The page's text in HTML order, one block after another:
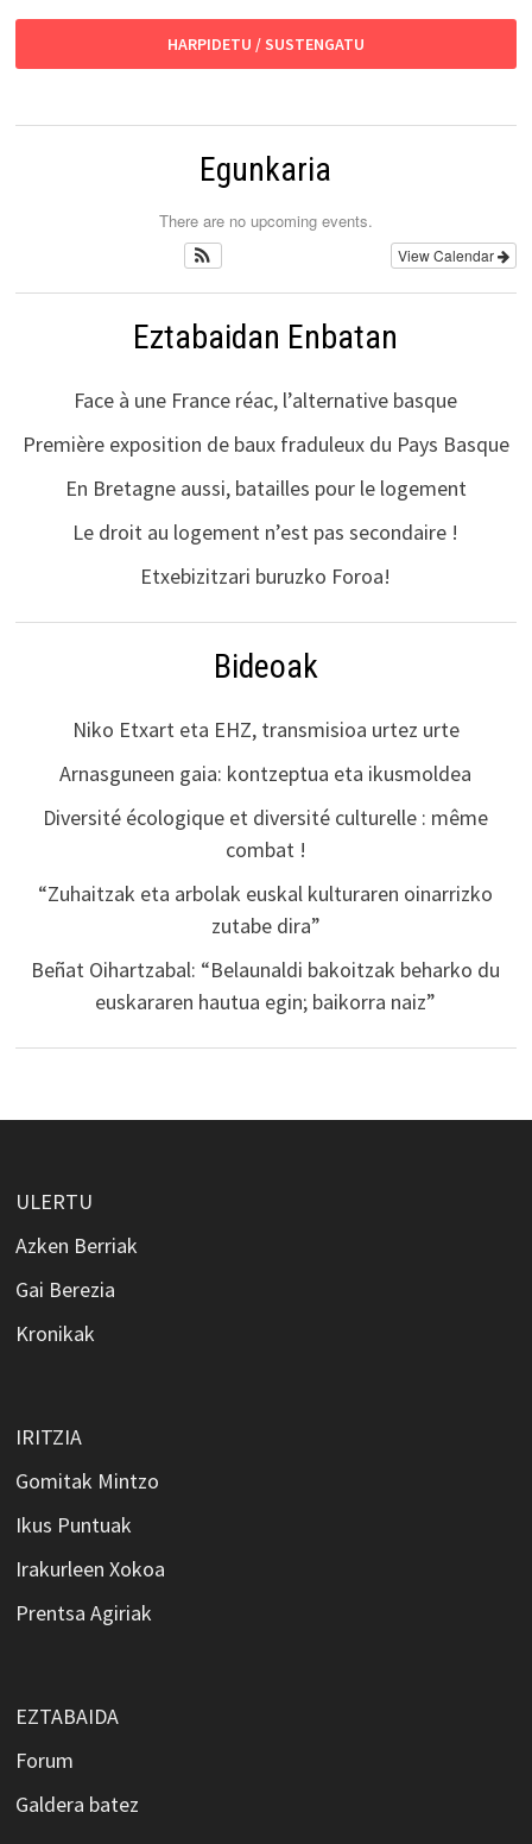
HARPIDETU / SUSTENGATU
Egunkaria
There are no upcoming events.
View Calendar
Eztabaidan Enbatan
Face à une France réac, l’alternative basque
Première exposition de baux fraduleux du Pays Basque
En Bretagne aussi, batailles pour le logement
Le droit au logement n’est pas secondaire !
Etxebizitzari buruzko Foroa!
Bideoak
Niko Etxart eta EHZ, transmisioa urtez urte
Arnasguneen gaia: kontzeptua eta ikusmoldea
Diversité écologique et diversité culturelle : même
combat !
“Zuhaitzak eta arbolak euskal kulturaren oinarrizko
zutabe dira”
Beñat Oihartzabal: “Belaunaldi bakoitzak beharko du
euskararen hautua egin; baikorra naiz”
ULERTU
Azken Berriak
Gai Berezia
Kronikak
IRITZIA
Gomitak Mintzo
Ikus Puntuak
Irakurleen Xokoa
Prentsa Agiriak
EZTABAIDA
Forum
Galdera batez